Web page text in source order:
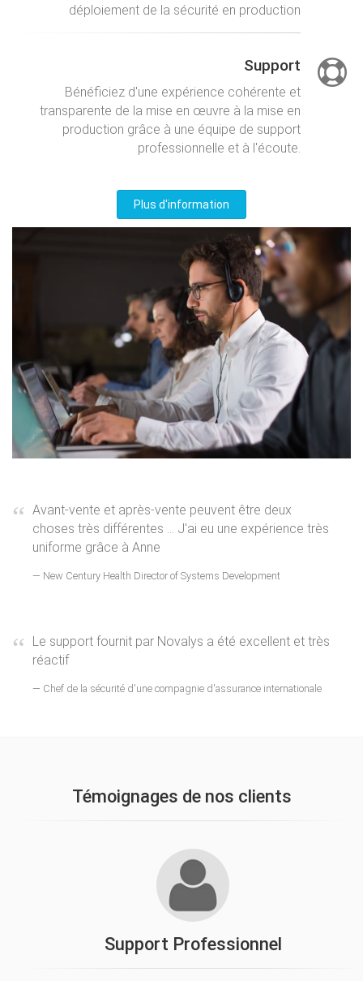
déploiement de la sécurité en production
Support
Bénéficiez d'une expérience cohérente et
transparente de la mise en œuvre à la mise en
production grâce à une équipe de support
professionnelle et à l'écoute.
Plus d'information
Avant-vente et après-vente peuvent être deux
choses très différentes ... J'ai eu une expérience très
uniforme grâce à Anne
New Century Health Director of Systems Development
Le support fournit par Novalys a été excellent et très
réactif
Chef de la sécurité d'une compagnie d'assurance internationale
Témoignages de nos clients
Support Professionnel